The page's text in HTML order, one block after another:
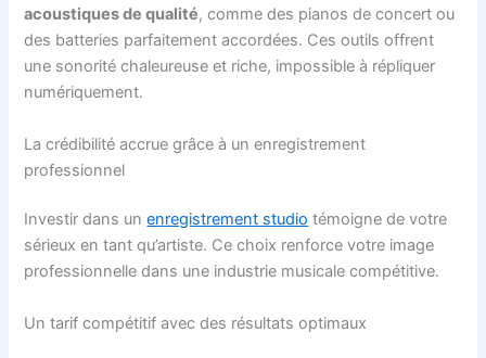
acoustiques de qualité, comme des pianos de concert ou
des batteries parfaitement accordées. Ces outils offrent
une sonorité chaleureuse et riche, impossible à répliquer
numériquement.
La crédibilité accrue grâce à un enregistrement
professionnel
Investir dans unenregistrement studio témoigne de votre
sérieux en tant qu’artiste. Ce choix renforce votre image
professionnelle dans une industrie musicale compétitive.
Un tarif compétitif avec des résultats optimaux